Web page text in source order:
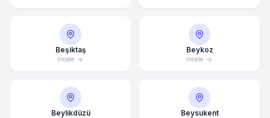
Beşiktaş
İncele
Beykoz
İncele
Beylikdüzü Beysukent